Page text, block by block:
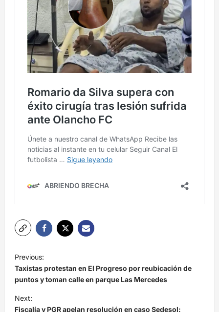
N
a
v
e
Previous:
Taxistas protestan en El Progreso por reubicación de
puntos y toman calle en parque Las Mercedes
Next:
Fiscalía y PGR apelan resolución en caso Sedesol: